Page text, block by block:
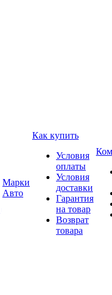
Марки
Авто
Как купить
Условия
оплаты
Условия
доставки
Гарантия
на товар
Возврат
товара